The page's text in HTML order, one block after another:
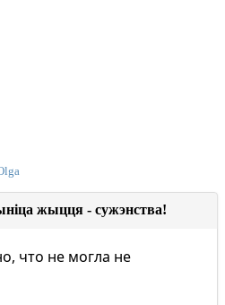
жыцця - сужэнства!
что не могла не